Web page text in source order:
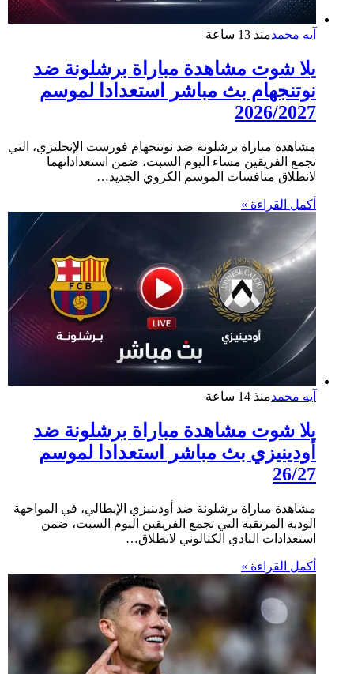
آيه محمدمنذ 13 ساعة
يلا شوت مشاهدة مباراة برشلونة ضد
نوتنجهام بث مباشر استعدادا لموسم
2026/2027
مشاهدة مباراة برشلونة ضد نوتنجهام فورست الإنجليزي، التي
تجمع الفريقين مساء اليوم السبت، ضمن استعداداتهما
لانطلاق منافسات الموسم الكروي الجديد…
أكمل القراءة »
آيه محمدمنذ 14 ساعة
يلا شوت مشاهدة مباراة برشلونة ضد
أودينيزي بث مباشر استعدادا لموسم
26/27
مشاهدة مباراة برشلونة ضد أودينيزي الإيطالي، في المواجهة
الودية المرتقبة التي تجمع الفريقين اليوم السبت، ضمن
استعدادات النادي الكتالوني لانطلاق…
أكمل القراءة »